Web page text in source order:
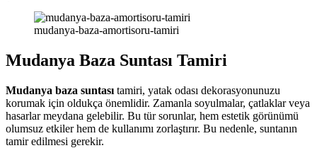
mudanya-baza-amortisoru-tamiri
Mudanya Baza Suntası Tamiri
Mudanya baza suntası tamiri, yatak odası dekorasyonunuzu
korumak için oldukça önemlidir. Zamanla soyulmalar, çatlaklar veya
hasarlar meydana gelebilir. Bu tür sorunlar, hem estetik görünümü
olumsuz etkiler hem de kullanımı zorlaştırır. Bu nedenle, suntanın
tamir edilmesi gerekir.